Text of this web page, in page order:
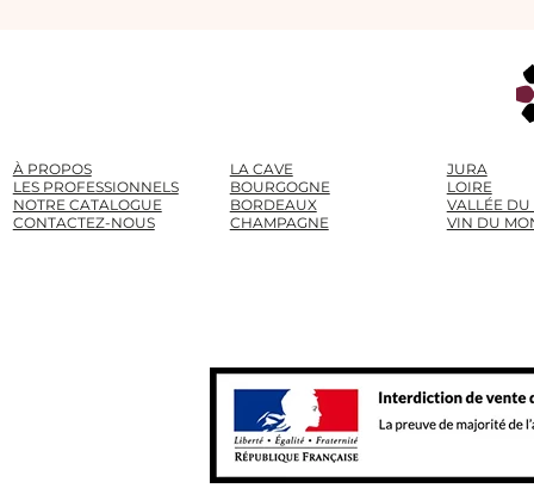
À PROPOS
LES PROFESSIONNELS
NOTRE CATALOGUE
CONTACTEZ-NOUS
LA CAVE
BOURGOGNE
BORDEAUX
CHAMPAGNE
JURA
LOIRE
VALLÉE DU
VIN DU